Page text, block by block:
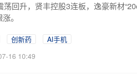
荡回升，贤丰控股3连板，逸豪新材
。
创新药
AI手机
16 10:49